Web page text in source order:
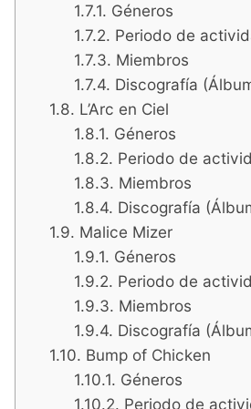
Géneros
Periodo de
Miembros
Discografía
L’Arc en Ciel
Géneros
Periodo de
Miembros
Discografía
Malice Mizer
Géneros
Periodo de
Miembros
Discografía
Bump of Chicken
Géneros
Periodo de